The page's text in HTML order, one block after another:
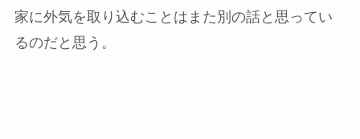
家に外気を取り込むことはまた別の話と思ってい
るのだと思う。